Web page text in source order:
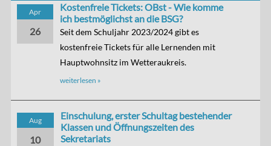
Apr
26
Kostenfreie Tickets: OBst - Wie komme
ich bestmöglichst an die BSG?
Seit dem Schuljahr 2023/2024 gibt es
kostenfreie Tickets für alle Lernenden mit
Hauptwohnsitz im Wetteraukreis.
weiterlesen »
Aug
10
Einschulung, erster Schultag bestehender
Klassen und Öffnungszeiten des
Sekretariats